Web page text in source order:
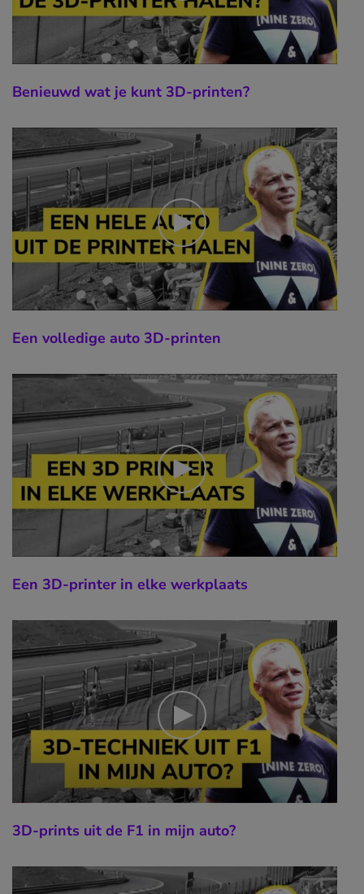
Benieuwd wat je kunt 3D-printen?
Een volledige auto 3D-printen
Een 3D-printer in elke werkplaats
3D-prints uit de F1 in mijn auto?